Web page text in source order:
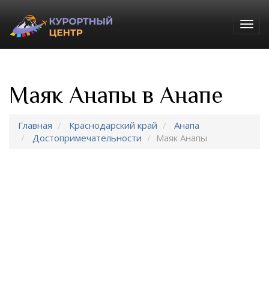
Маяк Анапы в Анапе
Главная Краснодарский край
Анапа
Достопримечательности
Маяк Анапы